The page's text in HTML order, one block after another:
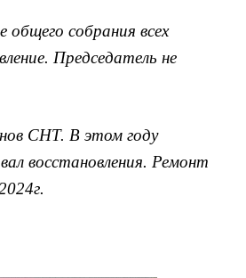
собрания всех
Председатель не
СНТ. В этом году
восстановления. Ремонт